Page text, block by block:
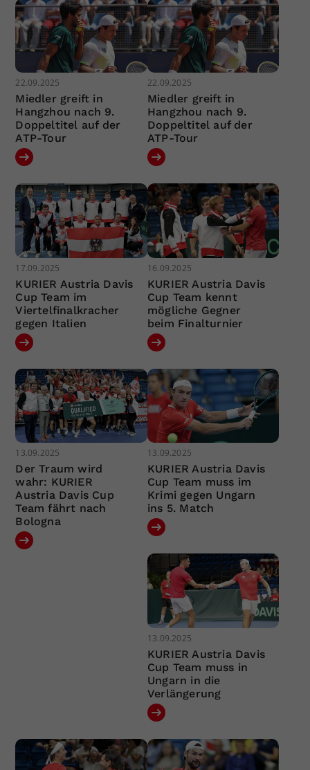
22.09.2025
Miedler greift in
Hangzhou nach 9.
Doppeltitel auf der
ATP-Tour
22.09.2025
Miedler greift in
Hangzhou nach 9.
Doppeltitel auf der
ATP-Tour
17.09.2025
KURIER Austria Davis
Cup Team im
Viertelfinalkracher
gegen Italien
16.09.2025
KURIER Austria Davis
Cup Team kennt
mögliche Gegner
beim Finalturnier
13.09.2025
Der Traum wird
wahr: KURIER
Austria Davis Cup
Team fährt nach
Bologna
13.09.2025
KURIER Austria Davis
Cup Team muss im
Krimi gegen Ungarn
ins 5. Match
13.09.2025
KURIER Austria Davis
Cup Team muss in
Ungarn in die
Verlängerung